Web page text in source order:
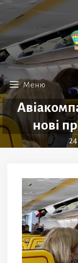
Перейти
вмісту
Меню
нові